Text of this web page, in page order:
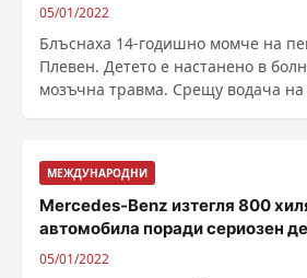
05/01/2022
Блъснаха 14-годишно момче на
Плевен. Детето е настанено в
мозъчна травма. Срещу водача на
МЕЖДУНАРОДНИ
Меrсеdеѕ-Веnz изтегля 800
автомобила поради сериозен
05/01/2022